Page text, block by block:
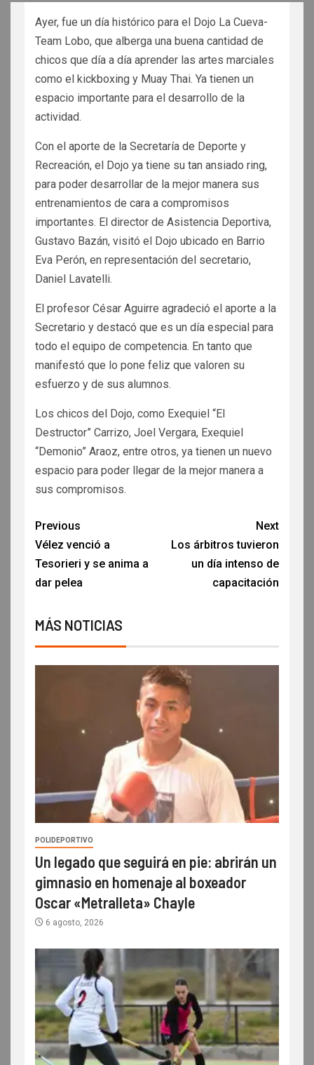
Ayer, fue un día histórico para el Dojo La Cueva-
Team Lobo, que alberga una buena cantidad de
chicos que día a día aprender las artes marciales
como el kickboxing y Muay Thai. Ya tienen un
espacio importante para el desarrollo de la
actividad.
Con el aporte de la Secretaría de Deporte y
Recreación, el Dojo ya tiene su tan ansiado ring,
para poder desarrollar de la mejor manera sus
entrenamientos de cara a compromisos
importantes. El director de Asistencia Deportiva,
Gustavo Bazán, visitó el Dojo ubicado en Barrio
Eva Perón, en representación del secretario,
Daniel Lavatelli.
El profesor César Aguirre agradeció el aporte a la
Secretario y destacó que es un día especial para
todo el equipo de competencia. En tanto que
manifestó que lo pone feliz que valoren su
esfuerzo y de sus alumnos.
Los chicos del Dojo, como Exequiel “El
Destructor” Carrizo, Joel Vergara, Exequiel
“Demonio” Araoz, entre otros, ya tienen un nuevo
espacio para poder llegar de la mejor manera a
sus compromisos.
Previous
Vélez venció a
Tesorieri y se anima a
dar pelea
Next
Los árbitros tuvieron
un día intenso de
capacitación
MÁS NOTICIAS
POLIDEPORTIVO
Un legado que seguirá en pie: abrirán un
gimnasio en homenaje al boxeador
Oscar «Metralleta» Chayle
6 agosto, 2026